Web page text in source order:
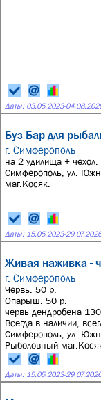
Даты: 03.05.2023-
Буз Бар для
г. Симферополь
на 2 удилища + чехол.
Симферополь, ул.
маг.Косяк.
Даты: 15.05.2023-29.07.2026
Живая наживка -
г. Симферополь
Червь. 50 р.
Опарыш. 50 р.
червь дендробена 130
Всегда в наличии,
Симферополь, ул.
Рыболовный
Даты: 15.05.2023-29.07.2026